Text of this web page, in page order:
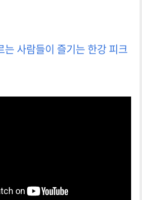
는 사람들이 즐기는 한강 피크